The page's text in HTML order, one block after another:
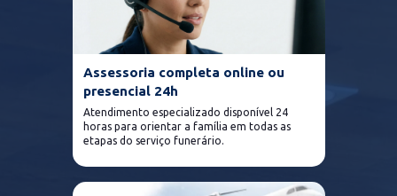
Assessoria completa online ou
presencial 24h
Atendimento especializado disponível 24
horas para orientar a família em todas as
etapas do serviço funerário.
Assessoria completa online ou
presencial 24h
Atendimento especializado disponível 24
horas para orientar a família em todas as
etapas do serviço funerário.